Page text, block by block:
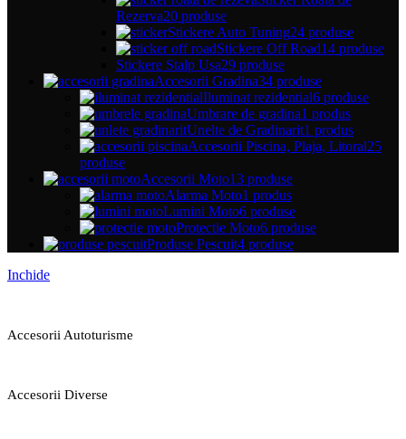
Rezerva20 produse
Stickere Auto Tuning24 produse
Stickere Off Road14 produse
Stickere Stalp Usa29 produse
Accesorii Gradina34 produse
Iluminat rezidential6 produse
Umbrare de gradina1 produs
Unelte de Gradinarit1 produs
Accesorii Piscina, Plaja, Litoral25
produse
Accesorii Moto13 produse
Alarma Moto1 produs
Lumini Moto6 produse
Protectie Moto6 produse
Produse Pescuit4 produse
Inchide
Accesorii Autoturisme
Accesorii Diverse